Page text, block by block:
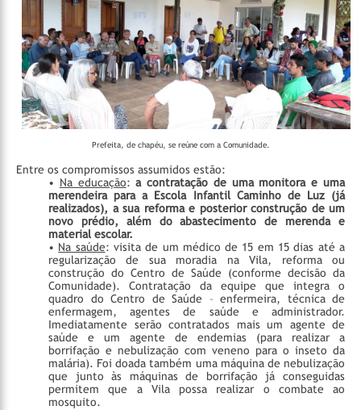
Prefeita, de chapéu, se reúne com a Comunidade.
Entre os compromissos assumidos estão:
• Na educação:a contratação de uma monitora e uma
merendeira para a Escola Infantil Caminho de Luz (já
realizados), a sua reforma e posterior construção de um
novo prédio, além do abastecimento de merenda e
material escolar.
• Na saúde: visita de um médico de 15 em 15 dias até a
regularização de sua moradia na Vila, reforma ou
construção do Centro de Saúde (conforme decisão da
Comunidade). Contratação da equipe que integra o
quadro do Centro de Saúde – enfermeira, técnica de
enfermagem, agentes de saúde e administrador.
Imediatamente serão contratados mais um agente de
saúde e um agente de endemias (para realizar a
borrifação e nebulização com veneno para o inseto da
malária). Foi doada também uma máquina de nebulização
que junto às máquinas de borrifação já conseguidas
permitem que a Vila possa realizar o combate ao
mosquito.